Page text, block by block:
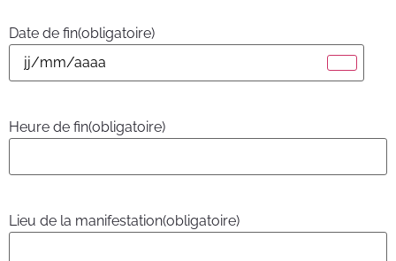
Date de fin(obligatoire)
Heure de fin(obligatoire)
Lieu de la manifestation(obligatoire)